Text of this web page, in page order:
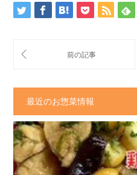
最近のお惣菜情報